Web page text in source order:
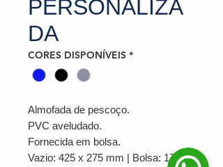
PERSONALIZA
DA
CORES DISPONÍVEIS *
Almofada de pescoço.
PVC aveludado.
Fornecida em bolsa.
Vazio: 425 x 275 mm | Bolsa: 175 x